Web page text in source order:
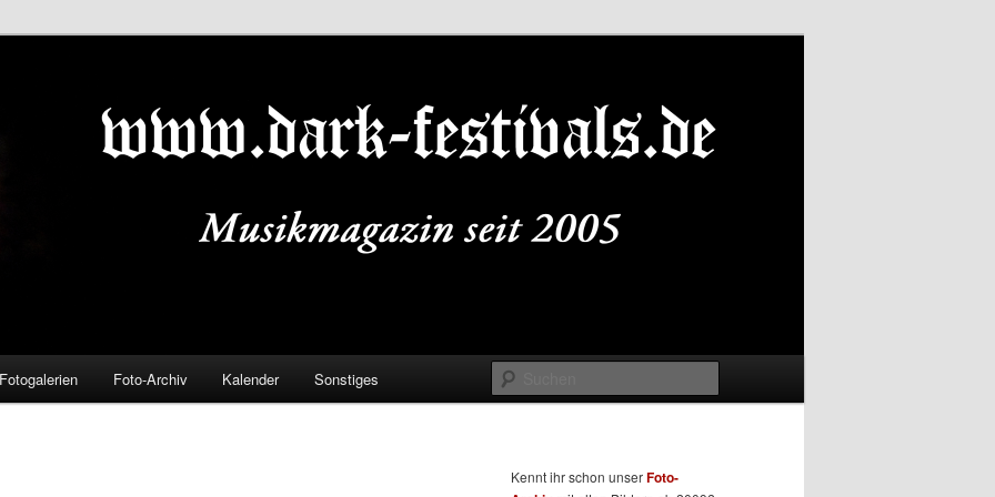
Fotogalerien Foto-Archiv Kalender Sonstiges
Kennt ihr schon unserFoto-